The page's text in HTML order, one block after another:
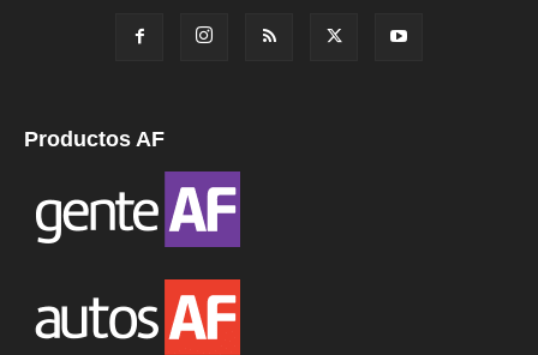
Productos AF